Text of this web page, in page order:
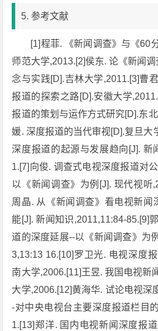
5. 参考文献
[1]程菲. 《新闻调查》与《60
师范大学,2013.[2]侯东. 论《新闻
念与实践[D].吉林大学,2011.[3]曹
报道的探索之路[D].安徽大学
报道的策划与运作方式研究[D].东
媛. 深度报道的当代审视[D].复旦大
深度报道的起源与发展趋向[J]. 新
1.[7]向俊. 调查式电视深度报道对
以《新闻调查》为例[J]. 现代视听
周晶. 从《新闻调查》看电视新闻
能[J]. 新闻知识,2011,11:84-85.[9]
道的深度延展--以《新闻调查》为
3,13:13 16.[10]罗卫光. 电视深度
南大学,2006.[11]王昱. 我国电视新
大学,2006.[12]黄海华. 试论电视深
-对中央电视台主要深度报道栏目
1.[13]郑洋. 国内电视新闻深度报